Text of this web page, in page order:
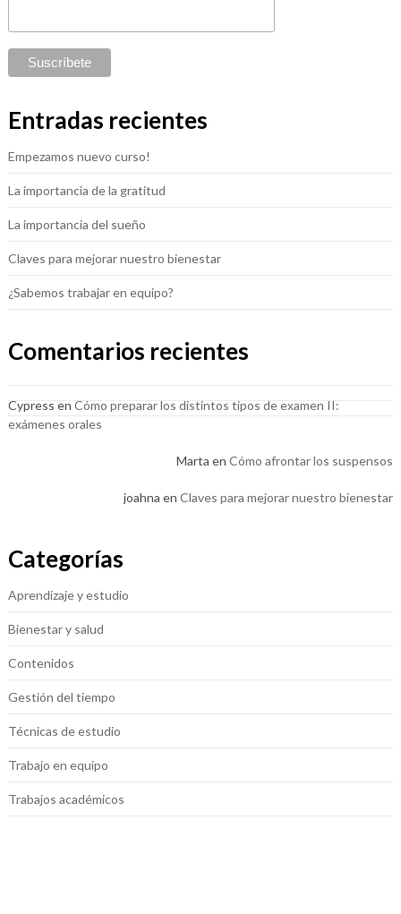
Entradas recientes
Empezamos nuevo curso!
La importancia de la gratitud
La importancia del sueño
Claves para mejorar nuestro bienestar
¿Sabemos trabajar en equipo?
Comentarios recientes
Cypress en Cómo preparar los distintos tipos de examen II:
exámenes orales
Marta enCómo afrontar los suspensos
joahna enClaves para mejorar nuestro bienestar
Categorías
Aprendizaje y estudio
Bienestar y salud
Contenidos
Gestión del tiempo
Técnicas de estudio
Trabajo en equipo
Trabajos académicos